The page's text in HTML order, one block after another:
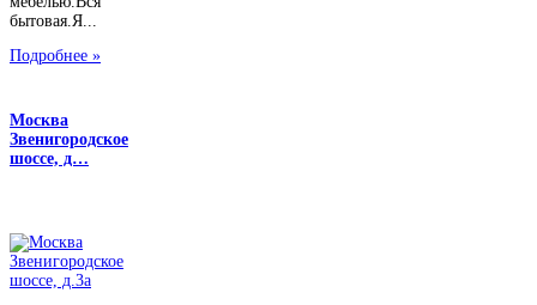
бытовая.Я...
Подробнее »
Москва
Звенигородское
шоссе, д…